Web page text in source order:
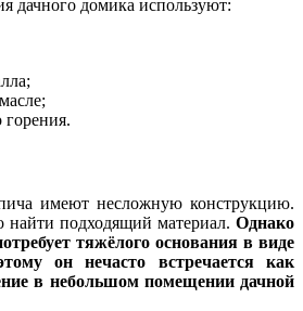
дачного домика используют:
горения.
имеют несложную конструкцию.
найти подходящий материал. Однако
тяжёлого основания в виде
он нечасто встречается как
в небольшом помещении дачной